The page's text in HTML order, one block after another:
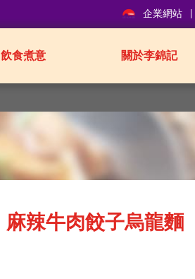
企業網站
飲食煮意 關於李錦記
麻辣牛肉餃子烏龍麵